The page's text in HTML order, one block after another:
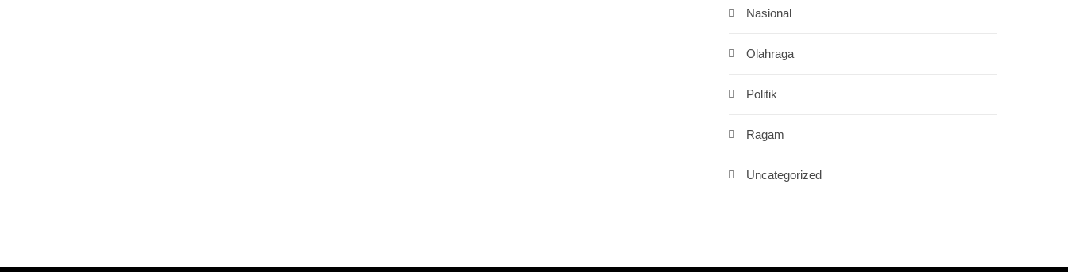
Nasional
Olahraga
Politik
Ragam
Uncategorized